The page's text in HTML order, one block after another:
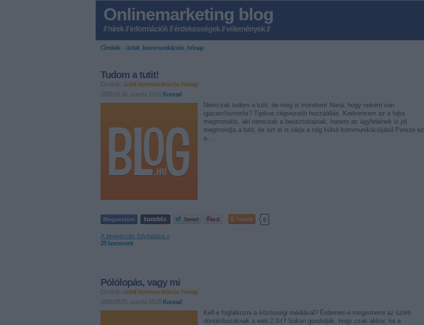
Onlinemarketing blog
// hírek // információk // érdekességek // vélemények //
Címkék» üzleti_kommunikációs_hónap
Tudom a tutit!
üzleti kommunikációs hónap
Konrad
Nemcsak tudom a tutit, de meg is mondom! Naná, hogy nekem van
igazam!Ismerős? Tipikus cégvezetői hozzáállás. Kedvencem az a fajta
megmondós, aki nemcsak a beosztottainak, hanem az ügyfeleinek is jól
megmondja a tutit, és ezt el is várja a cég külső kommunikációjától.Persze ez
a…
Tetszik 0
A bejegyzés folytatása »
29komment
Pólólopás, vagy mi
üzleti kommunikációs hónap
Konrad
Kell-e foglalkozni a közösségi médiával? Érdemes-e megismerni az üzleti
döntéshozóknak a web 2.0-t? Sokan gondolják, hogy csak akkor, ha a